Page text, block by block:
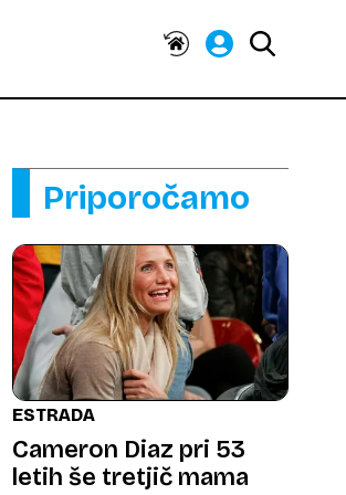
Priporočamo
ESTRADA
Cameron Diaz pri 53
letih še tretjič mama